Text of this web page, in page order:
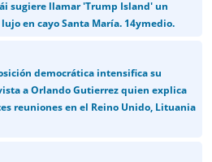
sugiere llamar 'Trump Island' un
en cayo Santa María. 14ymedio.
democrática intensifica su
a Orlando Gutierrez quien explica
reuniones en el Reino Unido, Lituania